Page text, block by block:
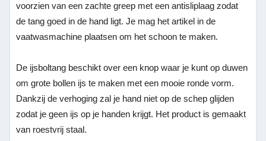
voorzien van een zachte greep met een antisliplaag zodat
de tang goed in de hand ligt. Je mag het artikel in de
vaatwasmachine plaatsen om het schoon te maken.
De ijsboltang beschikt over een knop waar je kunt op duwen
om grote bollen ijs te maken met een mooie ronde vorm.
Dankzij de verhoging zal je hand niet op de schep glijden
zodat je geen ijs op je handen krijgt. Het product is gemaakt
van roestvrij staal.